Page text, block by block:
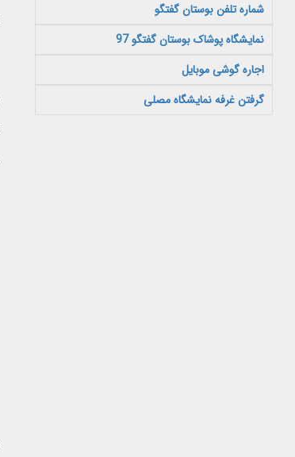
شماره تلفن بوستان گفتگو
نمایشگاه پوشاک بوستان گفتگو 97
اجاره گوشی موبایل
گرفتن غرفه نمایشگاه مصلی